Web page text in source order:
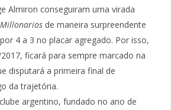
Almiron conseguiram uma virada
Millonarios de maneira surpreendente
4 a 3 no placar agregado. Por isso,
ficará para sempre marcado na
disputará a primeira final de
da trajetória.
argentino, fundado no ano de